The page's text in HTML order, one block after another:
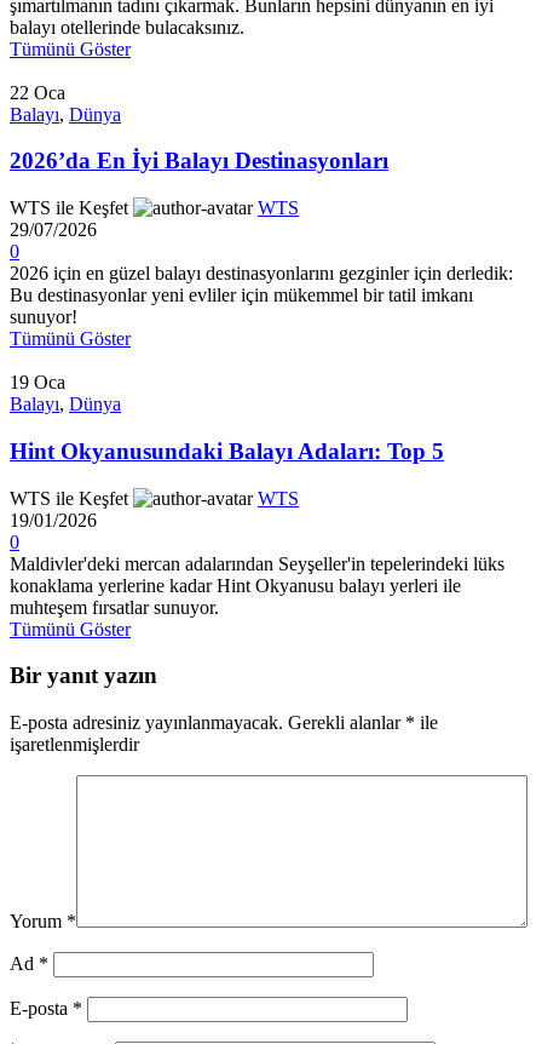
şımartılmanın tadını çıkarmak. Bunların hepsini dünyanın en iyi
balayı otellerinde bulacaksınız.
Tümünü Göster
22 Oca
Balayı, Dünya
2026’da En İyi Balayı Destinasyonları
WTS ile Keşfet
WTS
29/07/2026
0
2026 için en güzel balayı destinasyonlarını gezginler için derledik:
Bu destinasyonlar yeni evliler için mükemmel bir tatil imkanı
sunuyor!
Tümünü Göster
19 Oca
Balayı, Dünya
Hint Okyanusundaki Balayı Adaları: Top 5
WTS ile Keşfet
WTS
19/01/2026
0
Maldivler'deki mercan adalarından Seyşeller'in tepelerindeki lüks
konaklama yerlerine kadar Hint Okyanusu balayı yerleri ile
muhteşem fırsatlar sunuyor.
Tümünü Göster
Bir yanıt yazın
E-posta adresiniz yayınlanmayacak. Gerekli alanlar * ile
işaretlenmişlerdir
Yorum *
Ad *
E-posta *